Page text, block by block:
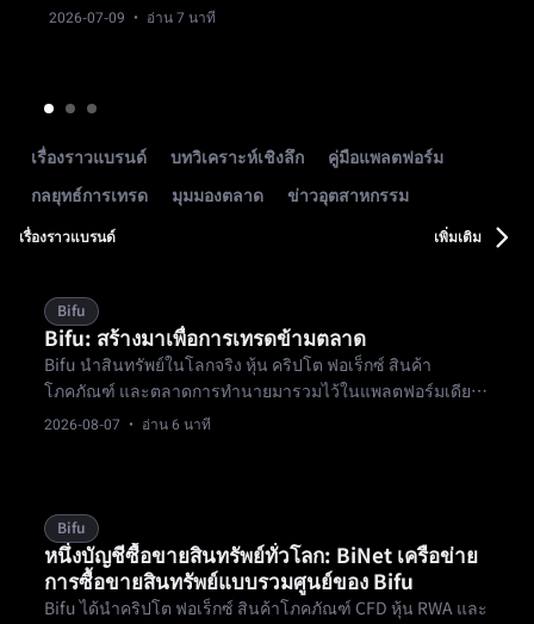
เวลาและเงื่อนไขการออก ความเสี่ยงหลัก และความเหมาะสม
2026-07-09 · อ่าน 7 นาที
เรื่องราวแบรนด์ บทวิเคราะห์เชิงลึก
คู่มือแพลตฟอร์ม
กลยุทธ์การเทรด
มุมมองตลาด ข่าวอุตสาหกรรม
เรื่องราวแบรนด์ เพิ่มเติม
Bifu
Bifu: สร้างมาเพื่อการเทรดข้ามตลาด
Bifu นำสินทรัพย์ในโลกจริง หุ้น คริปโต ฟอเร็กซ์ สินค้า
โภคภัณฑ์ และตลาดการทำนายมารวมไว้ในแพลตฟอร์มเดียว
มอบสิทธิ์ในการปรับเปลี่ยนตามการเปลี่ยนแปลงจุดสนใจของ
2026-08-07 · อ่าน 6 นาที
Bifu
หนึ่งบัญชีซื้อขายสินทรัพย์ทั่วโลก: BiNet เครือข่าย
การซื้อขายสินทรัพย์แบบรวมศูนย์ของ Bifu
Bifu ได้นำคริปโต ฟอเร็กซ์ สินค้าโภคภัณฑ์ CFD หุ้น RWA และ